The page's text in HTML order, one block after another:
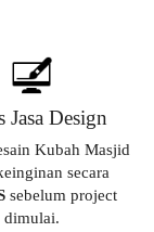
Jasa Design
Kubah Masjid
sebelum project
dimulai.